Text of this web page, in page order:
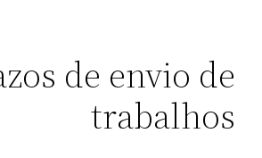
de envio de
trabalhos